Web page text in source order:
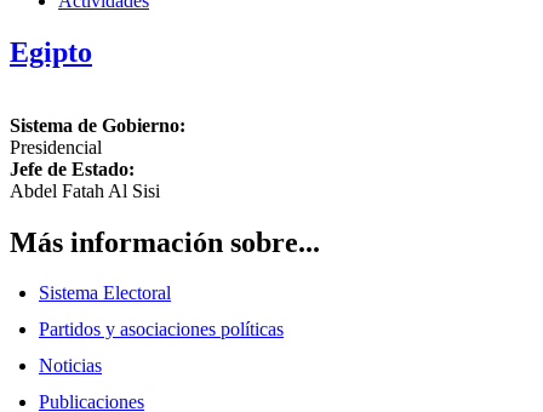
Egipto
Sistema de Gobierno:
Presidencial
Jefe de Estado:
Abdel Fatah Al Sisi
Más información sobre...
Sistema Electoral
Partidos y asociaciones políticas
Noticias
Publicaciones